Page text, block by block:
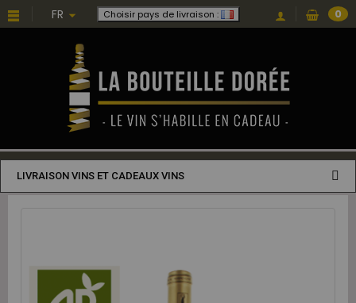
FR Choisir pays de livraison : 0
LIVRAISON VINS ET CADEAUX VINS